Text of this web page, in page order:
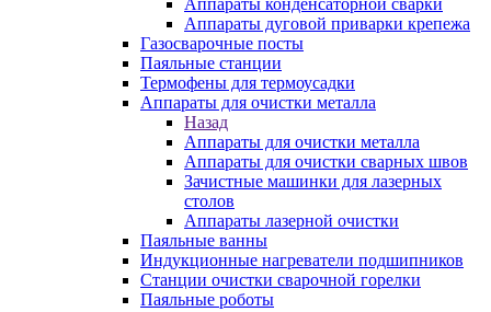
Аппараты конденсаторной сварки
Аппараты дуговой приварки крепежа
Газосварочные посты
Паяльные станции
Термофены для термоусадки
Аппараты для очистки металла
Назад
Аппараты для очистки металла
Аппараты для очистки сварных швов
Зачистные машинки для лазерных
столов
Аппараты лазерной очистки
Паяльные ванны
Индукционные нагреватели подшипников
Станции очистки сварочной горелки
Паяльные роботы